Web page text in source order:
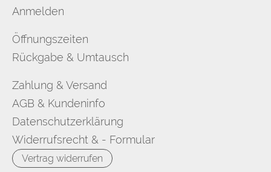
Anmelden
Öffnungszeiten
Rückgabe & Umtausch
Zahlung & Versand
AGB & Kundeninfo
Datenschutzerklärung
Widerrufsrecht & - Formular
Vertrag widerrufen